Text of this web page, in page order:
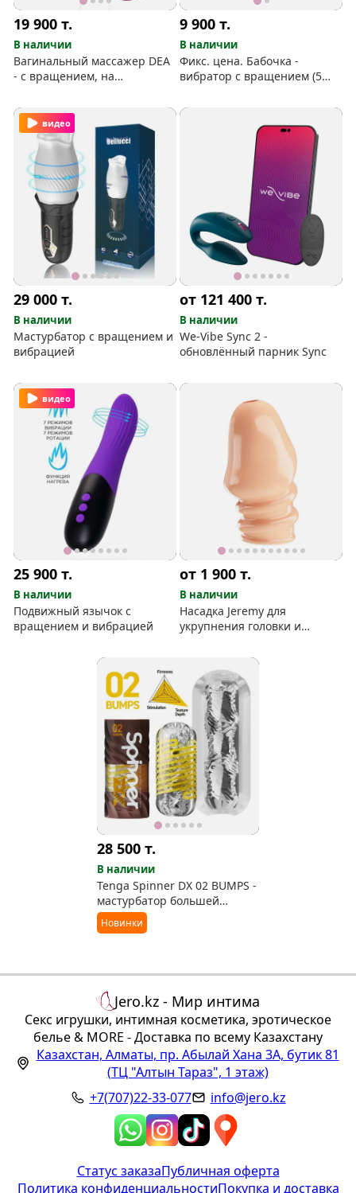
19 900т.
В наличии
Вагинальный массажер DEA
- с вращением, на
9 900т.
В наличии
Фикс. цена. Бабочка -
вибратор с вращением (5
видео
29 000т.
В наличии
Мастурбатор с вращением и
вибрацией
от 121 400т.
В наличии
We-Vibe Sync 2 -
обновлённый парник Sync
видео
25 900т.
В наличии
Подвижный язычок с
вращением и вибрацией
от 1 900т.
В наличии
Насадка Jeremy для
укрупнения головки и
28 500 т.
В наличии
Tenga Spinner DX 02 BUMPS -
мастурбатор большей
толщины со спиральным
вращением
Новинки
Jero.kz - Мир интима
Секс игрушки, интимная косметика, эротическое
белье & MORE - Доставка по всему Казахстану
Казахстан, Алматы, пр. Абылай Хана 3А, бутик 81
(ТЦ "Алтын Тараз", 1 этаж)
+7(707)22-33-077
info@jero.kz
Статус заказаПубличная оферта
Политика конфиденциальностиПокупка и доставка